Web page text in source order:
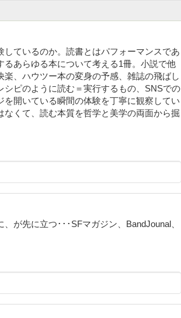
ているのか。読書とはパフォーマンスであ
あらゆる本について考える1冊。小説で他
、ハウツー本の変身の予感、雑誌の飛ばし
ピのように読む＝実行するもの、SNSでの
開いている瞬間の体験を丁寧に観察してい
くて、読む本質を哲学と美学の両面から掘
が先に立つ･･･SFマガジン、BandJounal、